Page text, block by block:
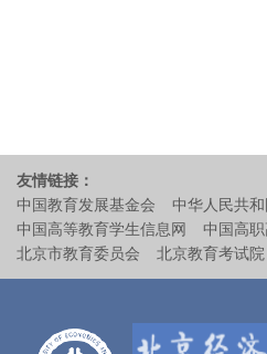
友情链接：
中国教育发展基金会
中华人民共
中国高等教育学生信息网
中国高
北京市教育委员会
北京教育考试院